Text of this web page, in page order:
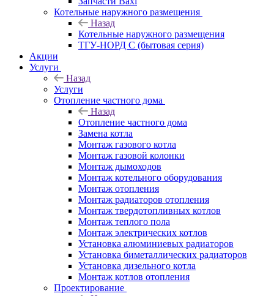
Котельные наружного размещения
Назад
Котельные наружного размещения
ТГУ-НОРД С (бытовая серия)
Акции
Услуги
Назад
Услуги
Отопление частного дома
Назад
Отопление частного дома
Замена котла
Монтаж газового котла
Монтаж газовой колонки
Монтаж дымоходов
Монтаж котельного оборудования
Монтаж отопления
Монтаж радиаторов отопления
Монтаж твердотопливных котлов
Монтаж теплого пола
Монтаж электрических котлов
Установка алюминиевых радиаторов
Установка биметаллических радиаторов
Установка дизельного котла
Монтаж котлов отопления
Проектирование